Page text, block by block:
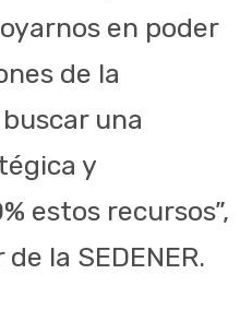
en poder
de la
una
y
estos recursos”,
la SEDENER.